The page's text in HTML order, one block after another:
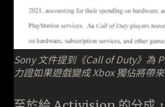
Sony 文件提到《Call of Duty》為
力證如果遊戲變成 Xbox 獨佔將帶